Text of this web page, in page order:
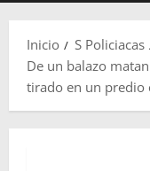
Inicio
S Policiacas
De un balazo
tirado en un predio